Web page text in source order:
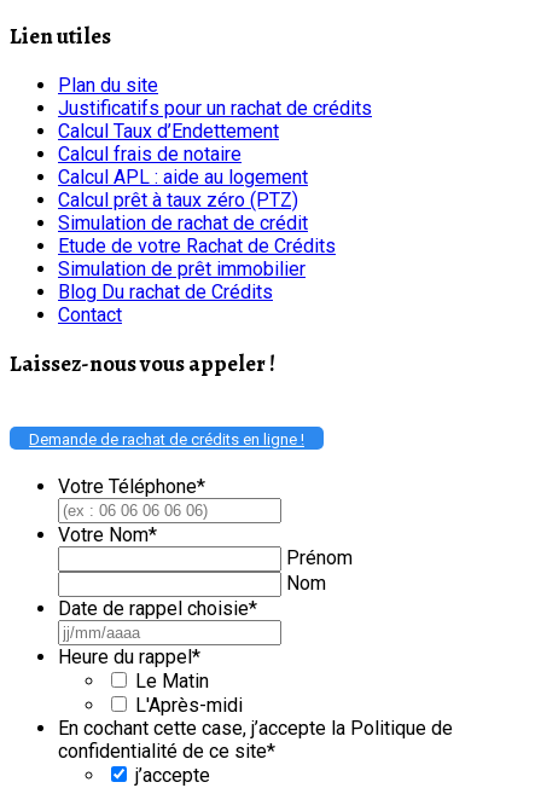
Lien utiles
Plan du site
Justificatifs pour un rachat de crédits
Calcul Taux d’Endettement
Calcul frais de notaire
Calcul APL : aide au logement
Calcul prêt à taux zéro (PTZ)
Simulation de rachat de crédit
Etude de votre Rachat de Crédits
Simulation de prêt immobilier
Blog Du rachat de Crédits
Contact
Laissez-nous vous appeler !
Demande de rachat de crédits en ligne !
Votre Téléphone*
Votre Nom*
Prénom
Nom
Date de rappel choisie*
AAAA
Heure du rappel*
Le Matin
L'Après-midi
En cochant cette case, j’accepte la Politique de
confidentialité de ce site*
j’accepte